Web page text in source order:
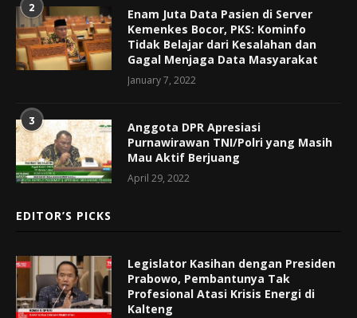
2
Enam Juta Data Pasien di Server
Kemenkes Bocor, PKS: Kominfo
Tidak Belajar dari Kesalahan dan
Gagal Menjaga Data Masyarakat
January 7, 2022
3
Anggota DPR Apresiasi
Purnawirawan TNI/Polri yang Masih
Mau Aktif Berjuang
April 29, 2022
EDITOR’S PICKS
Legislator Kasihan dengan Presiden
Prabowo, Pembantunya Tak
Profesional Atasi Krisis Energi di
Kalteng